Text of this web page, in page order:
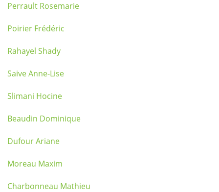
Perrault Rosemarie
Poirier Frédéric
Rahayel Shady
Saive Anne-Lise
Slimani Hocine
Beaudin Dominique
Dufour Ariane
Moreau Maxim
Charbonneau Mathieu